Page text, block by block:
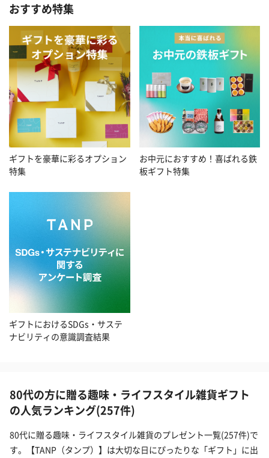
おすすめ特集
ギフトを豪華に彩るオプション
特集
お中元におすすめ！喜ばれる鉄
板ギフト特集
ギフトにおけるSDGs・サステ
ナビリティの意識調査結果
80代の方に贈る趣味・ライフスタイル雑貨ギフト
の人気ランキング(257件)
80代に贈る趣味・ライフスタイル雑貨のプレゼント一覧(257件)で
す。【TANP（タンプ）】は大切な日にぴったりな「ギフト」に出